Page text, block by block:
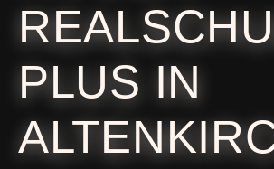
PLUS IN